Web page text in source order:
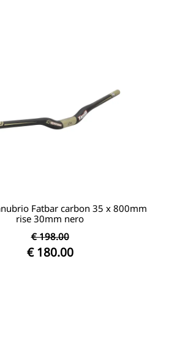
Fatbar carbon 35 x 800mm
rise 30mm nero
€ 198.00
€ 180.00